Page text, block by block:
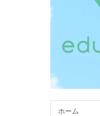
ホーム